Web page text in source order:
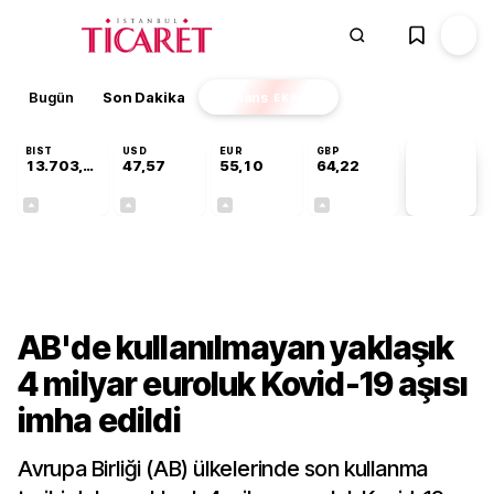
Bugün Son Dakika Finans EKSTRA
BIST
13.703,13
USD
47,57
EUR
55,10
GBP
64,22
AB'de kullanılmayan yaklaşık
4 milyar euroluk Kovid-19 aşısı
imha edildi
Avrupa Birliği (AB) ülkelerinde son kullanma